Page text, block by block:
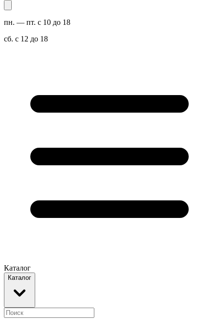
пн. — пт. с 10 до 18
сб. с 12 до 18
Каталог
Каталог